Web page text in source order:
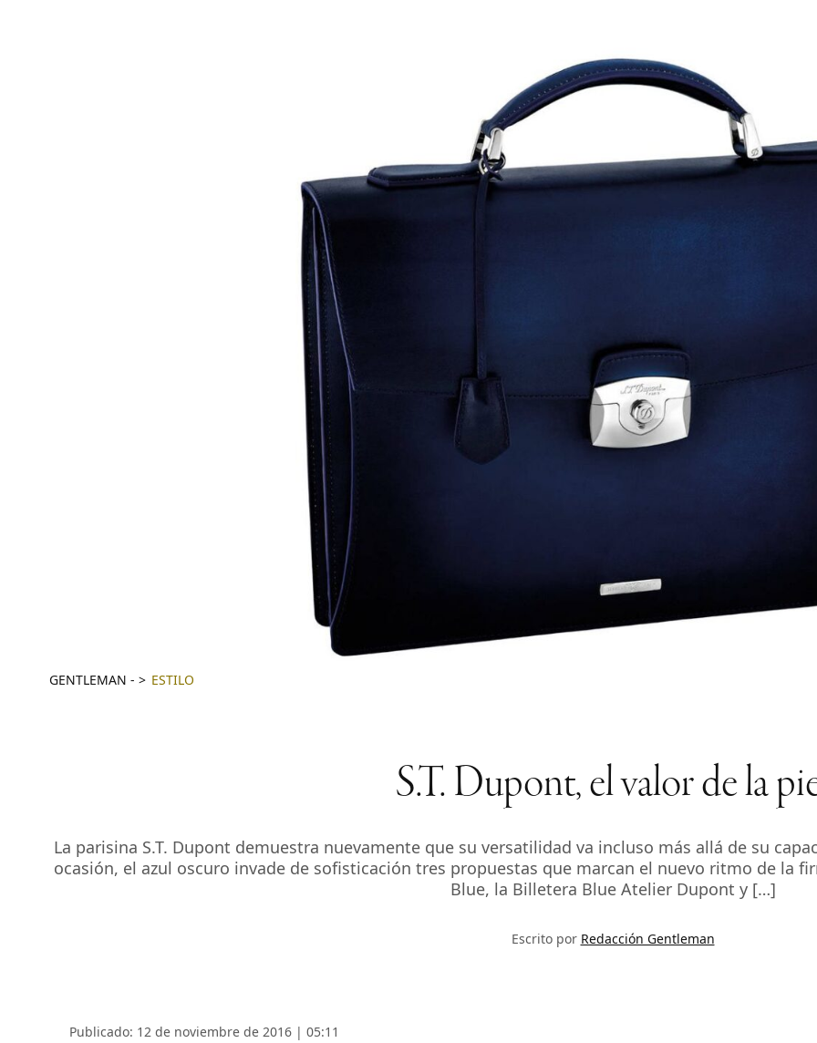
GENTLEMAN - ESTILO
S.T. Dupont, el valor de la
La parisina S.T. Dupont demuestra nuevamente que su versatilidad va incluso más allá de su
ocasión, el azul oscuro invade de sofisticación tres propuestas que marcan el nuevo ritmo de la
Blue, la Billetera Blue Atelier Dupont y […]
Escrito por Redacción Gentleman
Publicado: 12 de noviembre de 2016 | 05:11